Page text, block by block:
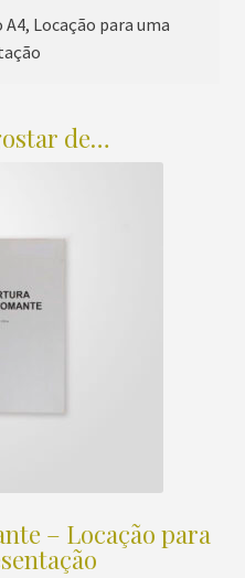
Locação para uma
de…
– Locação para